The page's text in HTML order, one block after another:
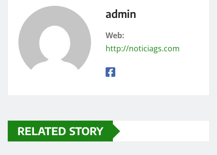
admin
Web:
http://noticiags.com
RELATED STORY